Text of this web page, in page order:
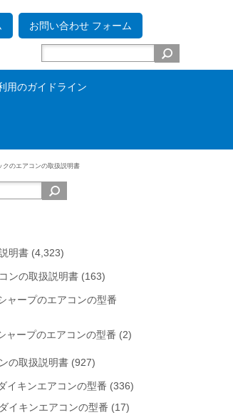
お問い合わせ フォーム
用のガイドライン
クのエアコンの取扱説明書
明書 (4,323)
ンの取扱説明書 (163)
ャープのエアコンの型番
ャープのエアコンの型番 (2)
の取扱説明書 (927)
イキンエアコンの型番 (336)
イキンエアコンの型番 (17)